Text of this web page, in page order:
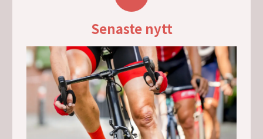
Senaste nytt